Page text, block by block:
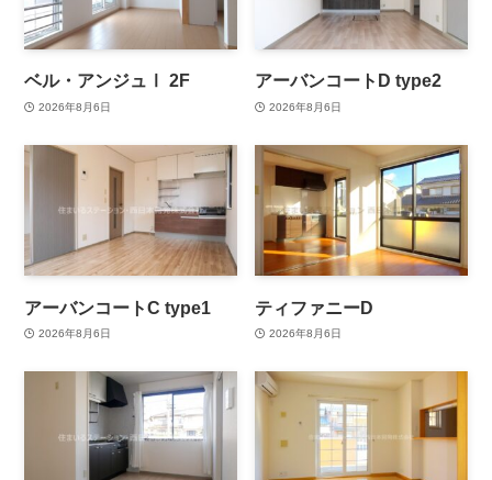
ベル・アンジュⅠ 2F
2026年8月6日
アーバンコートD type2
2026年8月6日
アーバンコートC type1
2026年8月6日
ティファニーD
2026年8月6日